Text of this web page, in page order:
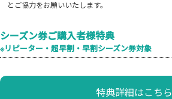
とご協力をお願いいたします。
シーズン券ご購入者様特典
※リピーター・超早割・早割シーズン券対象
特典詳細はこちら